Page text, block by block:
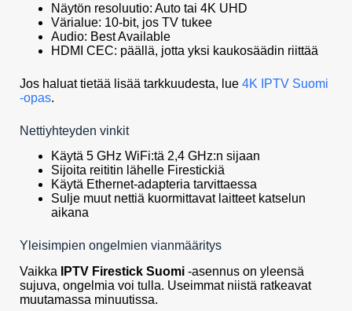
Näytön resoluutio: Auto tai 4K UHD
Värialue: 10-bit, jos TV tukee
Audio: Best Available
HDMI CEC: päällä, jotta yksi kaukosäädin riittää
Jos haluat tietää lisää tarkkuudesta, lue 4K IPTV Suomi
-opas.
Nettiyhteyden vinkit
Käytä 5 GHz WiFi:tä 2,4 GHz:n sijaan
Sijoita reititin lähelle Firestickiä
Käytä Ethernet-adapteria tarvittaessa
Sulje muut nettiä kuormittavat laitteet katselun
aikana
Yleisimpien ongelmien vianmääritys
Vaikka
IPTV Firestick Suomi -asennus on yleensä
sujuva, ongelmia voi tulla. Useimmat niistä ratkeavat
muutamassa minuutissa.